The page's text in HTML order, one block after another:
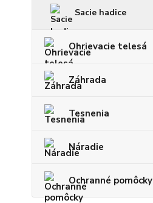
Sacie hadice
Ohrievacie telesá
Záhrada
Tesnenia
Náradie
Ochranné pomôcky